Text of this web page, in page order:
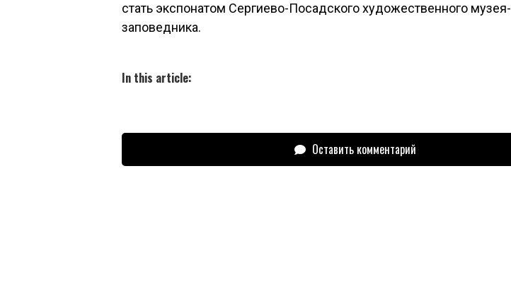
стать экспонатом Сергиево-Посадского художественного музея-
заповедника.
In this article:
Оставить комментарий